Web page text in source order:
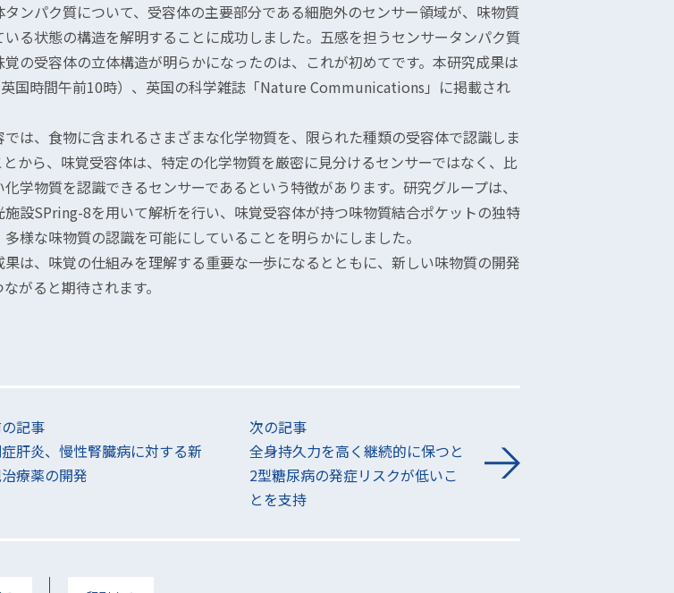
タンパク質について、受容体の主要部分である細胞外のセンサー領域が、味物質
いる状態の構造を解明することに成功しました。五感を担うセンサータンパク質
覚の受容体の立体構造が明らかになったのは、これが初めてです。本研究成果は
国時間午前10時）、英国の科学雑誌「Nature Communications」に掲載され
は、食物に含まれるさまざまな化学物質を、限られた種類の受容体で認識しま
とから、味覚受容体は、特定の化学物質を厳密に見分けるセンサーではなく、比
学物質を認識できるセンサーであるという特徴があります。研究グループは、
施設SPring-8を用いて解析を行い、味覚受容体が持つ味物質結合ポケットの独特
多様な味物質の認識を可能にしていることを明らかにしました。
は、味覚の仕組みを理解する重要な一歩になるとともに、新しい味物質の開発
がると期待されます。
記事
肝炎、慢性腎臓病に対する新
療薬の開発
次の記事
全身持久力を高く継続的に保つと
2型糖尿病の発症リスクが低いこ
とを支持